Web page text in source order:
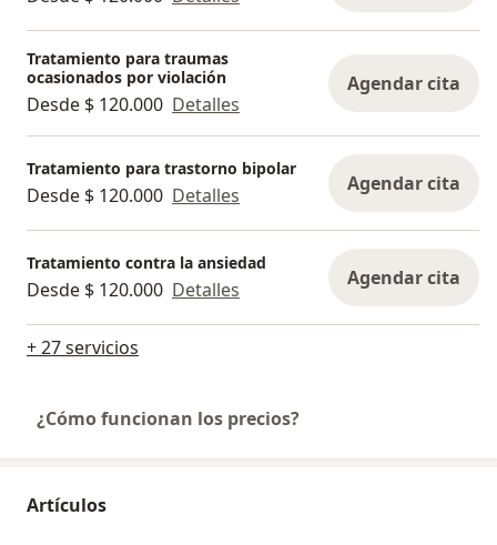
Tratamiento para traumas
ocasionados por violación
Desde $ 120.000 Detalles
Agendar cita
Tratamiento para trastorno bipolar
Desde $ 120.000 Detalles Agendar cita
Tratamiento contra la ansiedad
Desde $ 120.000 Detalles Agendar cita
+ 27 servicios
¿Cómo funcionan los precios?
Artículos